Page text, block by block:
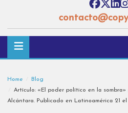
Home
Blog
Artículo: «El poder político en la
Alcántara. Publicado en Latinoamérica 21